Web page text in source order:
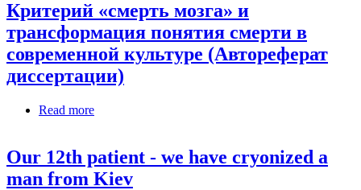
Критерий «смерть мозга» и
трансформация понятия смерти в
современной культуре (Автореферат
диссертации)
Read more
Our 12th patient - we have cryonized a
man from Kiev